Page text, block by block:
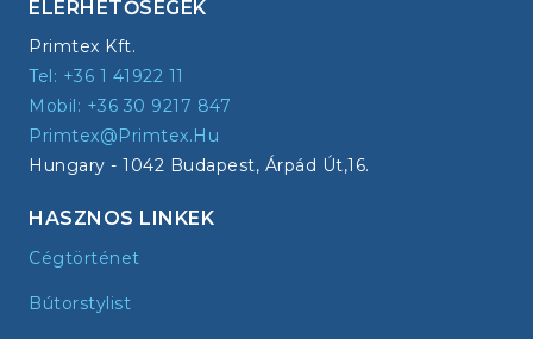
ELÉRHETŐSÉGEK
Primtex Kft.
Tel: +36 1 41922 11
Mobil: +36 30 9217 847
Primtex@primtex.hu
Hungary - 1042 Budapest, Árpád Út,16.
HASZNOS LINKEK
Cégtörténet
Bútorstylist